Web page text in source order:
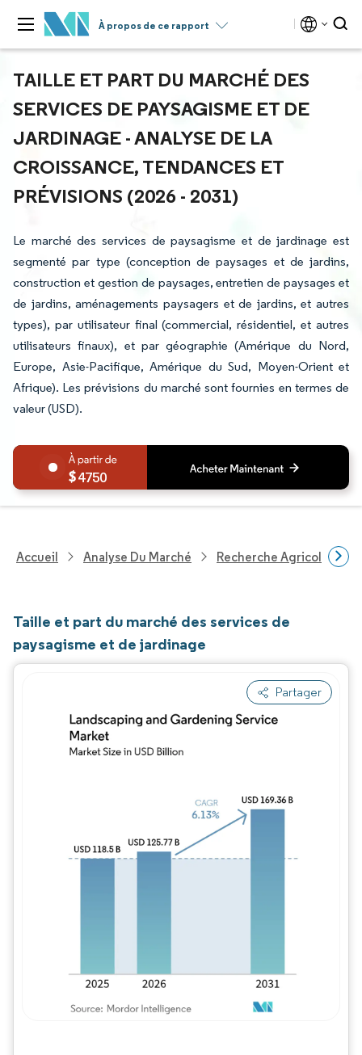
À propos de ce rapport
TAILLE ET PART DU MARCHÉ DES
SERVICES DE PAYSAGISME ET DE
JARDINAGE - ANALYSE DE LA
CROISSANCE, TENDANCES ET
PRÉVISIONS (2026 - 2031)
Le marché des services de paysagisme et de jardinage est
segmenté par type (conception de paysages et de jardins,
construction et gestion de paysages, entretien de paysages et
de jardins, aménagements paysagers et de jardins, et autres
types), par utilisateur final (commercial, résidentiel, et autres
utilisateurs finaux), et par géographie (Amérique du Nord,
Europe, Asie-Pacifique, Amérique du Sud, Moyen-Orient et
Afrique). Les prévisions du marché sont fournies en termes de
valeur (USD).
4750
Accueil Analyse Du Marché Recherche Agricole
Taille et part du marché des services de
paysagisme et de jardinage
Partager